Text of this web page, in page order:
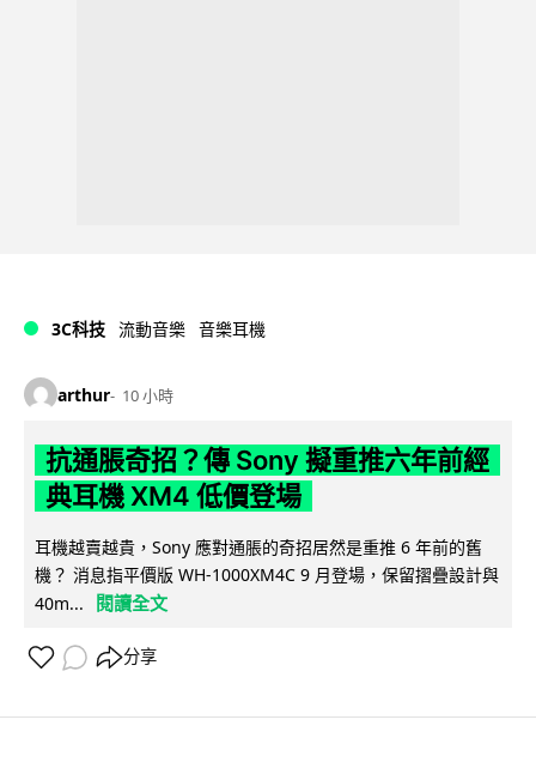
3C科技 流動音樂 音樂耳機
arthur 10 小時
抗通脹奇招？傳 Sony 擬重推六年前經
典耳機 XM4 低價登場
耳機越賣越貴，Sony 應對通脹的奇招居然是重推 6 年前的舊
機？ 消息指平價版 WH-1000XM4C 9 月登場，保留摺疊設計與
40m...
閱讀全文
分享